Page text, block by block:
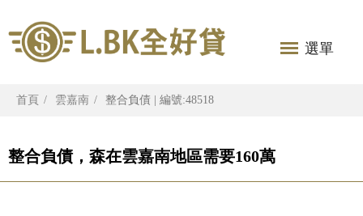
選單
首頁 雲嘉南 整合負債 | 編號:48518
整合負債，森在雲嘉南地區需要160萬